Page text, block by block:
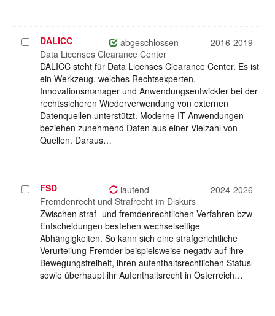
Projekt
auswählen
DALICC abgeschlossen
2016-2019
Data Licenses Clearance Center
DALICC steht für Data Licenses Clearance Center. Es ist
ein Werkzeug, welches Rechtsexperten,
Innovationsmanager und Anwendungsentwickler bei der
rechtssicheren Wiederverwendung von externen
Datenquellen unterstützt. Moderne IT Anwendungen
beziehen zunehmend Daten aus einer Vielzahl von
Quellen. Daraus…
Projekt
auswählen
FSD laufend
2024-2026
Fremdenrecht und Strafrecht im Diskurs
Zwischen straf- und fremdenrechtlichen Verfahren bzw
Entscheidungen bestehen wechselseitige
Abhängigkeiten. So kann sich eine strafgerichtliche
Verurteilung Fremder beispielsweise negativ auf ihre
Bewegungsfreiheit, ihren aufenthaltsrechtlichen Status
sowie überhaupt ihr Aufenthaltsrecht in Österreich…